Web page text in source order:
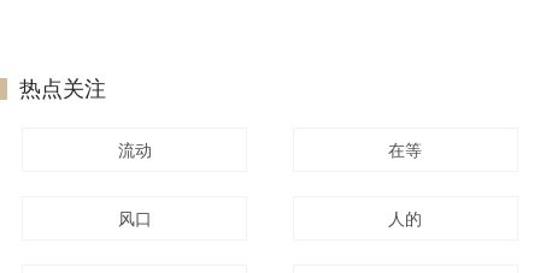
热点关注
流动 在等
风口 人的